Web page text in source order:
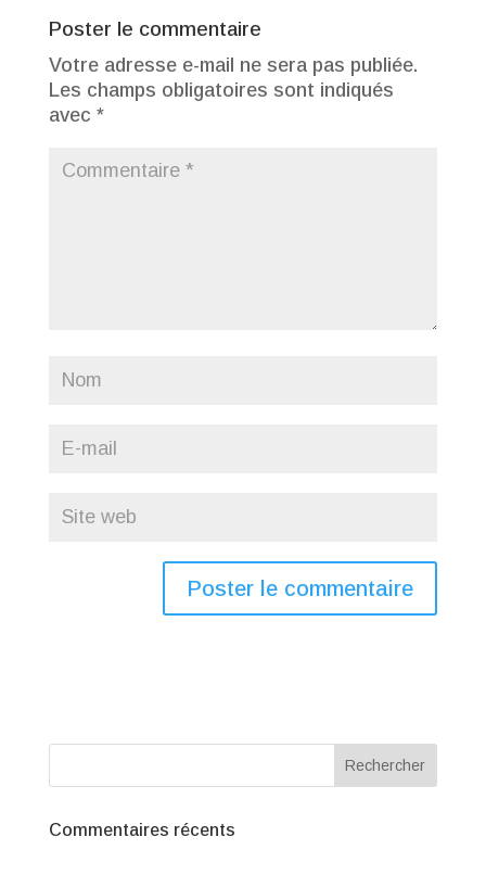
Poster le commentaire
Votre adresse e-mail ne sera pas publiée.
Les champs obligatoires sont indiqués
avec *
Commentaires récents